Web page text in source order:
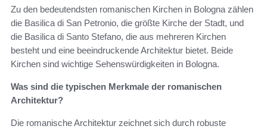
Zu den bedeutendsten romanischen Kirchen in Bologna zählen
die Basilica di San Petronio, die größte Kirche der Stadt, und
die Basilica di Santo Stefano, die aus mehreren Kirchen
besteht und eine beeindruckende Architektur bietet. Beide
Kirchen sind wichtige Sehenswürdigkeiten in Bologna.
Was sind die typischen Merkmale der romanischen
Architektur?
Die romanische Architektur zeichnet sich durch robuste